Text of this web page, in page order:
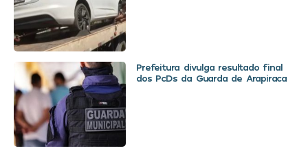
Prefeitura divulga resultado final
dos PcDs da Guarda de Arapiraca